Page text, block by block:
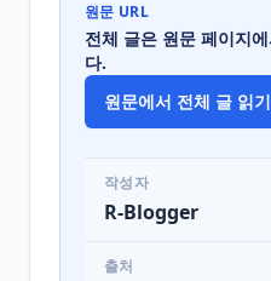
원문 URL
전체 글은 원문 페이지
다.
원문에서 전체 글 읽기
작성자
R-Blogger
출처